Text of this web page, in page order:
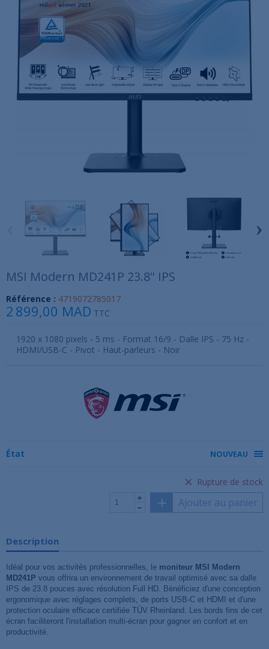
›
MSI Modern MD241P 23.8" IPS
Référence : 4719072785017
2 899,00 MAD TTC
1920 x 1080 pixels - 5 ms - Format 16/9 - Dalle IPS - 75 Hz -
HDMI/USB-C - Pivot - Haut-parleurs - Noir
État NOUVEAU
Rupture de stock
Ajouter au panier
Description
Idéal pour vos activités professionnelles, le moniteur MSI Modern
MD241P vous offrira un environnement de travail optimisé avec sa dalle
IPS de 23.8 pouces avec résolution Full HD. Bénéficiez d'une conception
ergonomique avec réglages complets, de ports USB-C et HDMI et d'une
protection oculaire efficace certifiée TÜV Rheinland. Les bords fins de cet
écran faciliteront l'installation multi-écran pour gagner en confort et en
productivité.